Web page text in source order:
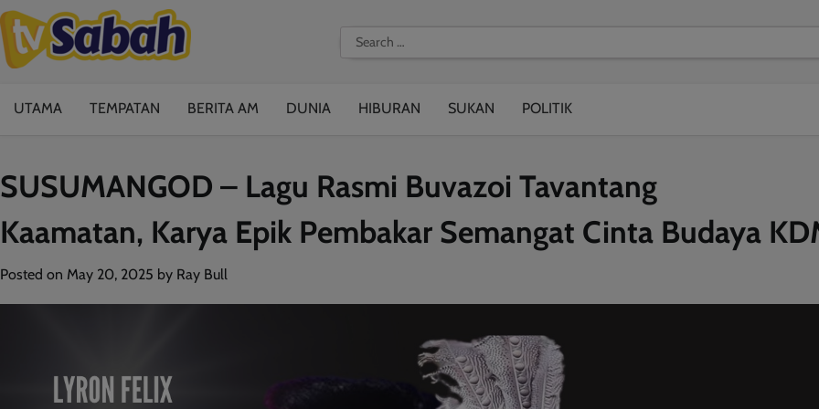
Skip
to
content
Search
for:
UTAMA TEMPATAN BERITA AM DUNIA HIBURAN SUKAN POLITIK
SUSUMANGOD – Lagu Rasmi Buvazoi Tavantang
Kaamatan, Karya Epik Pembakar Semangat Cinta Budaya
Posted on May 20, 2025 by Ray Bull